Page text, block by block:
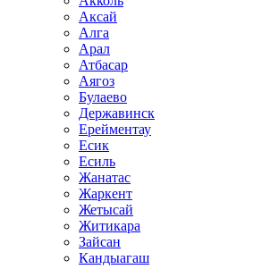
Аксай
Алга
Арал
Атбасар
Аягоз
Булаево
Державинск
Ерейментау
Есик
Есиль
Жанатас
Жаркент
Жетысай
Житикара
Зайсан
Кандыагаш